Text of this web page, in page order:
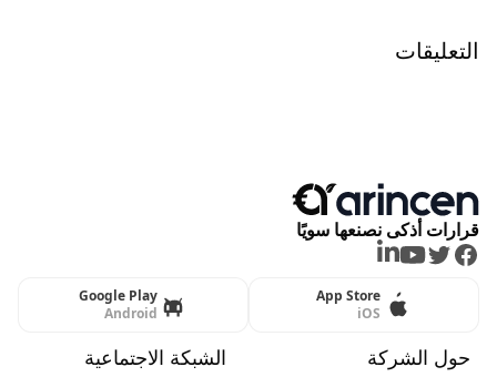
التعليقات
قرارات أذكى نصنعها سويًا
Facebook
Twitter
Youtube
LinkedIn
App Store
iOS
Google Play
Android
حول الشركة الشبكة الاجتماعية